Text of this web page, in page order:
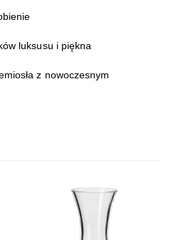
luksusu i piękna
z nowoczesnym